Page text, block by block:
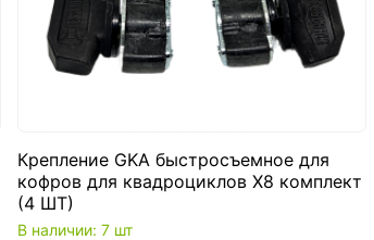
Крепление GKA быстросъемное для
кофров для квадроциклов X8 комплект
(4 ШТ)
В наличии: 7 шт